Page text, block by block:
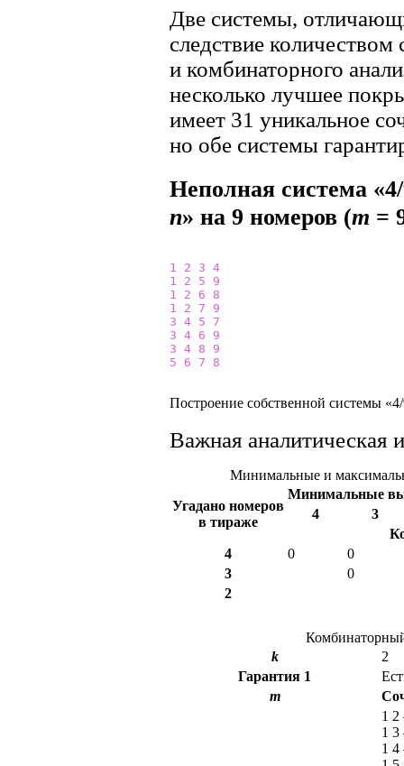
Две системы,
следствие
и комбинаторного
несколько лучшее
имеет 31 уникальное
но обе системы
Неполная система
n» на 9 номеров (m =
1 2 3 4
1
2 5
9
1
2 6
8
1
2 7
9
3 4 5
7
3 4 6
9
3 4 8
9
5
6 7 8
Построение собственной системы
Важная аналитическая
Минимальные и
Угадано номеров
в тираже
Минимальные
4
3
4
0
0
3
0
2
k
2
Гарантия 1
m
1 2
1 3
1 4